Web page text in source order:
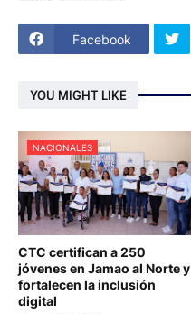
Facebook
YOU MIGHT LIKE
NACIONALES
CTC certifican a 250
jóvenes en Jamao al Norte y
fortalecen la inclusión
digital